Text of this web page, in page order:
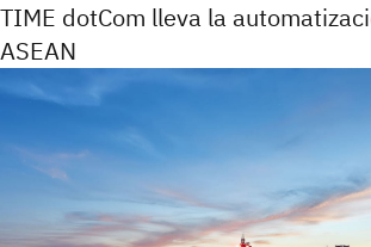
TIME dotCom lleva la
ASEAN